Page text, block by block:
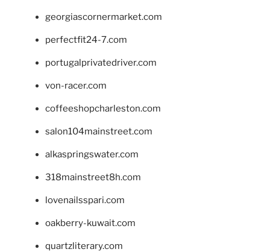
georgiascornermarket.com
perfectfit24-7.com
portugalprivatedriver.com
von-racer.com
coffeeshopcharleston.com
salon104mainstreet.com
alkaspringswater.com
318mainstreet8h.com
lovenailsspari.com
oakberry-kuwait.com
quartzliterary.com